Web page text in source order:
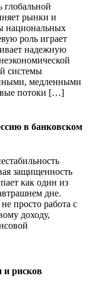
рынки и
национальных
роль играет
надежную
системы
медленными
потоки […]
в банковском
защищенность
как один из
дне.
просто работа с
доходу,
и рисков